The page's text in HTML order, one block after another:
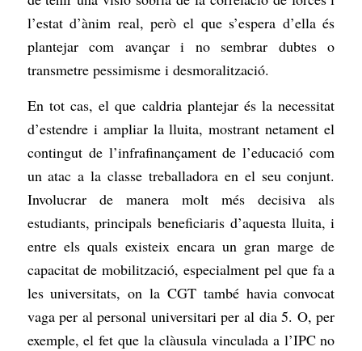
l’estat d’ànim real, però el que s’espera d’ella és
plantejar com avançar i no sembrar dubtes o
transmetre pessimisme i desmoralització.
En tot cas, el que caldria plantejar és la necessitat
d’estendre i ampliar la lluita, mostrant netament el
contingut de l’infrafinançament de l’educació com
un atac a la classe treballadora en el seu conjunt.
Involucrar de manera molt més decisiva als
estudiants, principals beneficiaris d’aquesta lluita, i
entre els quals existeix encara un gran marge de
capacitat de mobilització, especialment pel que fa a
les universitats, on la CGT també havia convocat
vaga per al personal universitari per al dia 5. O, per
exemple, el fet que la clàusula vinculada a l’IPC no